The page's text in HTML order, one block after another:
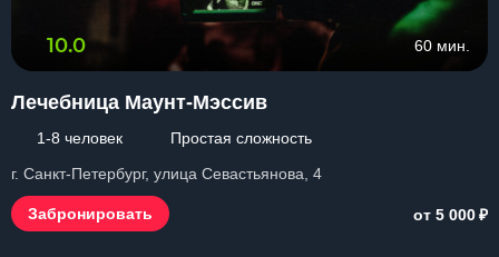
10.0 60 мин.
Лечебница Маунт-Мэссив
1-8 человек
Простая сложность
г. Санкт-Петербург, улица Севастьянова, 4
Забронировать от 5 000₽